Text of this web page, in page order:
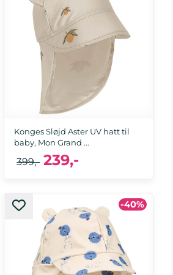
Konges Sløjd Aster UV hatt til
baby, Mon Grand ...
6-9 mnd
239,-
399,-
-40%